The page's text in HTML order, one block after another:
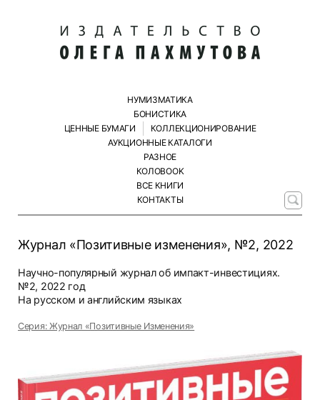
НУМИЗМАТИКА
БОНИСТИКА
ЦЕННЫЕ БУМАГИ
КОЛЛЕКЦИОНИРОВАНИЕ
АУКЦИОННЫЕ КАТАЛОГИ
РАЗНОЕ
КОЛОBOOK
ВСЕ КНИГИ
КОНТАКТЫ
Журнал «Позитивные изменения», №2, 2022
Научно-популярный журнал об импакт-инвестициях.
№2, 2022 год
На русском и английским языках
Серия: Журнал «Позитивные Изменения»